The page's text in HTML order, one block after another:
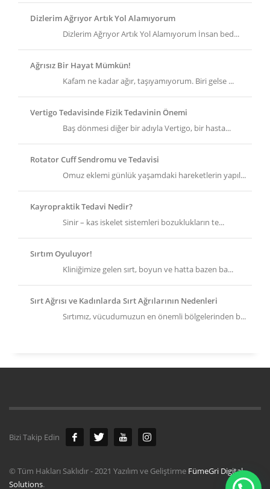
Dizlerim Ağrıyor Artık Yol Alamıyorum
Dizlerim Ağrıyor Artık Yol Alamıyorum İnsan bed...
Ağrısız Bir Hayat Mümkün!
Kafam ne kadar ağır, taşıyamıyorum. Biri gelse ...
Vertigo Tedavisinde Fizik Tedavinin Önemi
Baş dönmesi diğer bir adıyla Vertigo, bir hasta...
Rotator Cuff Sendromu ve Tedavisi
Omuz eklemi günlük yaşamdaki hareketlerin yapıl...
Kayropraktik Tedavi Nedir?
Sinir – kas iskelet sistemleri bozuklukların te...
Sırtım Oyuluyor!
Kliniğimize gelen sırt, boyun ve hatta bazen ba...
Sırt Ağrısı ve Kadınlarda Sırt Ağrılarının Nedenleri
Sırtımız, vücudumuzun en önemli bölgelerinden b...
Bizi Takip Edin
© Tüm Hakları Saklıdır - 2021 Yazılım ve Geliştirme FümeGri Digital
Solutions.